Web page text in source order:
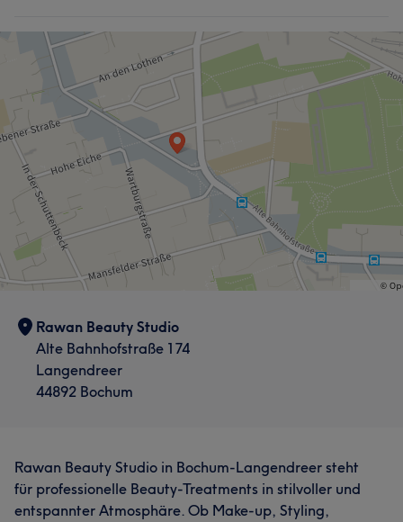
Rawan Beauty Studio
Alte Bahnhofstraße 174
Langendreer
44892 Bochum
Rawan Beauty Studio in Bochum-Langendreer steht
für professionelle Beauty-Treatments in stilvoller und
entspannter Atmosphäre. Ob Make-up, Styling,